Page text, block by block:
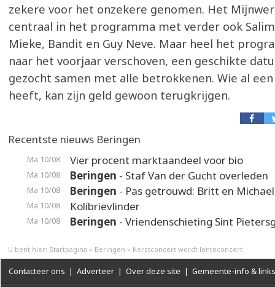
zekere voor het onzekere genomen. Het
centraal in het programma met verder ook
Mieke, Bandit en Guy Neve. Maar heel het
naar het voorjaar verschoven, een geschikte
gezocht samen met alle betrokkenen. Wie al
heeft, kan zijn geld gewoon terugkrijgen.
Recentste nieuws Beringen
Ma 10/08 Vier procent marktaandeel voor bio
Ma 10/08 Beringen - Staf Van der Gucht overleden
Ma 10/08 Beringen - Pas getrouwd: Britt en Michael
Ma 10/08 Kolibrievlinder
Ma 10/08 Beringen - Vriendenschieting Sint
U bent hier: Startpagina » Beringen » Kerstconcert wordt lenteconcert
Contacteer ons | Adverteer | Over deze site | Gemeente-info & links